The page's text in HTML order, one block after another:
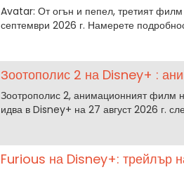
Avatar: От огън и пепел, третият
септември 2026 г. Намерете
Зоотополис 2 на Disney+ :
Зоотрополис 2, анимационният филм
идва в Disney+ на 27 август 2026 г.
Furious на Disney+: трейлър